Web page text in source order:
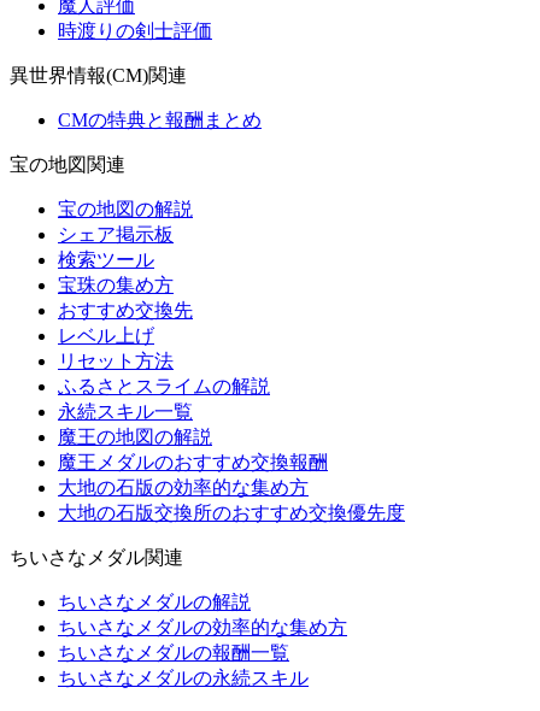
魔人評価
時渡りの剣士評価
異世界情報(CM)関連
CMの特典と報酬まとめ
宝の地図関連
宝の地図の解説
シェア掲示板
検索ツール
宝珠の集め方
おすすめ交換先
レベル上げ
リセット方法
ふるさとスライムの解説
永続スキル一覧
魔王の地図の解説
魔王メダルのおすすめ交換報酬
大地の石版の効率的な集め方
大地の石版交換所のおすすめ交換優先度
ちいさなメダル関連
ちいさなメダルの解説
ちいさなメダルの効率的な集め方
ちいさなメダルの報酬一覧
ちいさなメダルの永続スキル